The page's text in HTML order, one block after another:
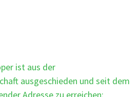
ist aus der
ausgeschieden und seit dem